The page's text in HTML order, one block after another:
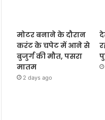
मोटर बनाने के दौरान
करंट के चपेट में आने से
बुजुर्ग की मौत, पसरा
मातम
2 days ago